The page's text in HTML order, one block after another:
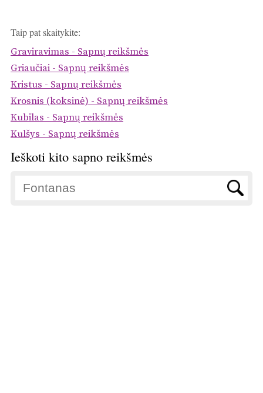
Taip pat skaitykite:
Graviravimas - Sapnų reikšmės
Griaučiai - Sapnų reikšmės
Kristus - Sapnų reikšmės
Krosnis (koksinė) - Sapnų reikšmės
Kubilas - Sapnų reikšmės
Kulšys - Sapnų reikšmės
Ieškoti kito sapno reikšmės